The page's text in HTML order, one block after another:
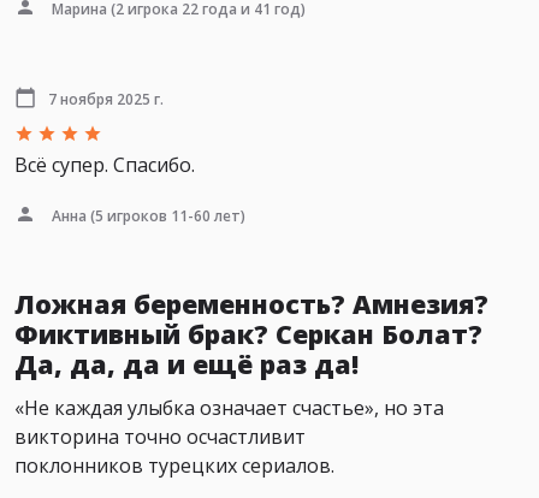
Марина (2 игрока 22 года и 41 год)
7 ноября 2025 г.
Всё супер. Спасибо.
Анна (5 игроков 11-60 лет)
Ложная беременность? Амнезия?
Фиктивный брак? Серкан Болат?
Да, да, да и ещё раз да!
«Не каждая улыбка означает счастье», но эта
викторина точно осчастливит
поклонников турецких сериалов.